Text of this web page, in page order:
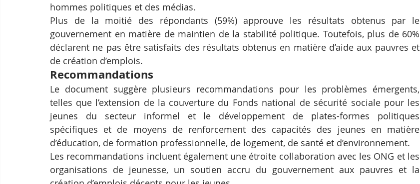
hommes politiques et des médias.
Plus de la moitié des répondants (59%) approuve les résultats obtenus par le
gouvernement en matière de maintien de la stabilité politique. Toutefois, plus de 60%
déclarent ne pas être satisfaits des résultats obtenus en matière d’aide aux pauvres et
de création d’emplois.
Recommandations
Le document suggère plusieurs recommandations pour les problèmes émergents,
telles que l’extension de la couverture du Fonds national de sécurité sociale pour les
jeunes du secteur informel et le développement de plates-formes politiques
spécifiques et de moyens de renforcement des capacités des jeunes en matière
d’éducation, de formation professionnelle, de logement, de santé et d’environnement.
Les recommandations incluent également une étroite collaboration avec les ONG et les
organisations de jeunesse, un soutien accru du gouvernement aux pauvres et la